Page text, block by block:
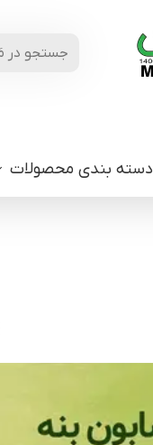
دسته بندی محصولات